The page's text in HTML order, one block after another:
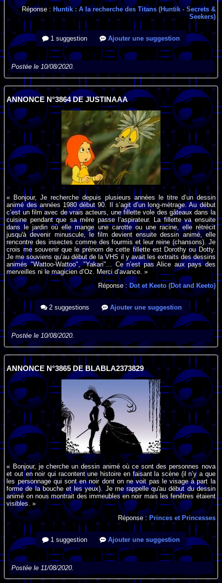
Réponse : Huntik : A la recherche des Titans (Huntik - Secrets &
Seekers)
1 suggestion Ajouter une suggestion
Postée le 10/08/2020.
ANNONCE N°3864 DE JUSTINAAA
« Bonjour, Je recherche depuis plusieurs années le titre d’un dessin
animé des années 1980 début 90. Il s’agit d’un long-métrage. Au début
c’est un film avec de vrais acteurs, une fillette vole des gâteaux dans la
cuisine pendant que sa mère passe l’aspirateur. La fillette va ensuite
dans le jardin où elle mange une carotte ou une racine, elle rétrécit
jusqu'à devenir minuscule, le film devient ensuite dessin animé, elle
rencontre des insectes comme des fourmis et leur reine (chansons). Je
crois me souvenir que le prénom de cette fillette est Dorothy ou Dotty.
Je me souviens qu’au début de la VHS il y avait les extraits des dessins
animés "Wattoo-Wattoo", "Yakari"... Ce n’est pas Alice aux pays des
merveilles ni le magicien d’Oz. Merci d’avance. »
Réponse :Dot et Keeto (Dot and Keeto)
2 suggestions Ajouter une suggestion
Postée le 10/08/2020.
ANNONCE N°3865 DE BLABLA2373829
« Bonjour, je cherche un dessin animé où ce sont des personnes nova
et out en noir qui racontent une histoire en faisant la scène (il n’y a que
les personnage qui sont en noir dont on ne voit pas le visage à part la
forme de la bouche et les yeux). Je me rappelle qu'au début du dessin
animé on nous montrait des immeubles en noir mais les fenêtres étaient
visibles. »
Réponse :Princes et Princesses
1 suggestion Ajouter une suggestion
Postée le 11/08/2020.